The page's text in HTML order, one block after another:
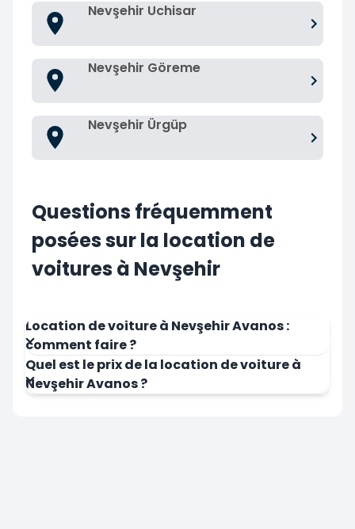
Nevşehir Uchisar
Nevşehir Göreme
Nevşehir Ürgüp
Questions fréquemment
posées sur la location de
voitures à Nevşehir
Location de voiture à Nevşehir Avanos :
comment faire ?
Quel est le prix de la location de voiture à
Nevşehir Avanos ?